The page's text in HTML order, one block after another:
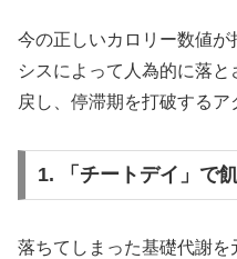
今の正しいカロリー数値
シスによって人為的に落
戻し、停滞期を打破するア
1. 「チートデイ」で
落ちてしまった基礎代謝